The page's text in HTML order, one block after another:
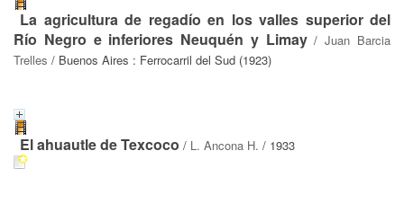
La agricultura de regadío en los valles superior del
Río Negro e inferiores Neuquén y Limay/Juan Barcia
Trelles / Buenos Aires : Ferrocarril del Sud (1923)
El ahuautle de Texcoco / L. Ancona H. / 1933